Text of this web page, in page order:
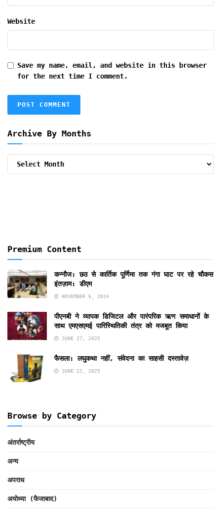
Website
Save my name, email, and website in this browser
for the next time I comment.
Archive By Months
Premium Content
कन्नौज: छठ से कार्तिक पूर्णिमा तक गंगा घाट पर रहे चौकस
इंतज़ाम: डीएम
NOVEMBER 6, 2024
पीएनबी ने व्यापक डिजिटल और पारंपरिक ऋण समाधानों के
साथ एमएसएमई पारिस्थितिकी तंत्र को मजबूत किया
JUNE 27, 2025
फैसला: लघुकथा नहीं, संवेदना का साहसी दस्तावेज़
JUNE 22, 2025
Browse by Category
अंतर्राष्ट्रीय
अन्य
अपराध
अयोध्या (फैजाबाद)